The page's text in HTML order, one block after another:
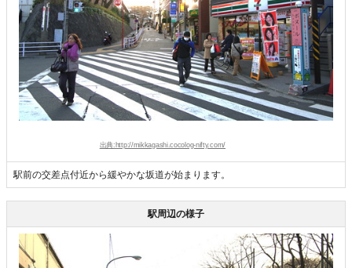
出典:http://mikkagashi.cocolog-nifty.com/
駅前の交差点付近から緩やかな坂道が始まります。
駅周辺の様子